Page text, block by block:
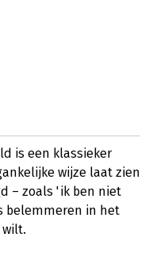
is een klassieker
wijze laat zien
– zoals 'ik ben niet
belemmeren in het
wilt.